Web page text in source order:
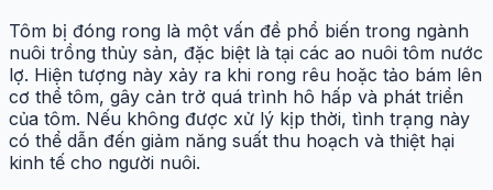
Tôm bị đóng rong là một vấn đề phổ biến trong ngành
nuôi trồng thủy sản, đặc biệt là tại các ao nuôi tôm nước
lợ. Hiện tượng này xảy ra khi rong rêu hoặc tảo bám lên
cơ thể tôm, gây cản trở quá trình hô hấp và phát triển
của tôm. Nếu không được xử lý kịp thời, tình trạng này
có thể dẫn đến giảm năng suất thu hoạch và thiệt hại
kinh tế cho người nuôi.